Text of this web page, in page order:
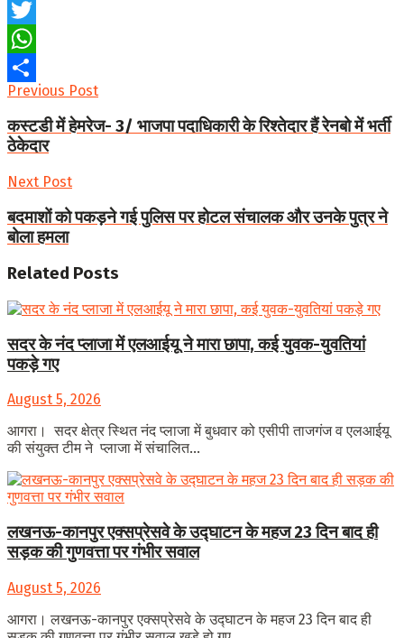
Facebook
Twitter
WhatsApp
Share
Previous Post
कस्टडी में हेमरेज- 3/ भाजपा पदाधिकारी के रिश्तेदार हैं रेनबो में भर्ती
ठेकेदार
Next Post
बदमाशों को पकड़ने गई पुलिस पर होटल संचालक और उनके पुत्र ने
बोला हमला
Related Posts
सदर के नंद प्लाजा में एलआईयू ने मारा छापा, कई युवक-युवतियां
पकड़े गए
August 5, 2026
आगरा। सदर क्षेत्र स्थित नंद प्लाजा में बुधवार को एसीपी ताजगंज व एलआईयू
की संयुक्त टीम ने प्लाजा में संचालित...
लखनऊ-कानपुर एक्सप्रेसवे के उद्घाटन के महज 23 दिन बाद ही
सड़क की गुणवत्ता पर गंभीर सवाल
August 5, 2026
आगरा। लखनऊ-कानपुर एक्सप्रेसवे के उद्घाटन के महज 23 दिन बाद ही